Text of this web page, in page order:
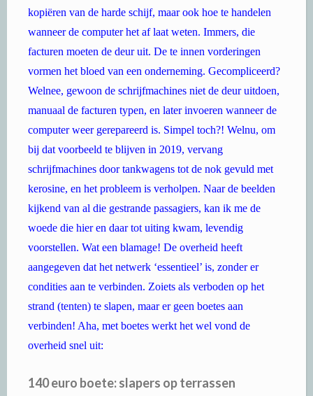
kopiëren van de harde schijf, maar ook hoe te handelen
wanneer de computer het af laat weten. Immers, die
facturen moeten de deur uit. De te innen vorderingen
vormen het bloed van een onderneming. Gecompliceerd?
Welnee, gewoon de schrijfmachines niet de deur uitdoen,
manuaal de facturen typen, en later invoeren wanneer de
computer weer gerepareerd is. Simpel toch?! Welnu, om
bij dat voorbeeld te blijven in 2019, vervang
schrijfmachines door tankwagens tot de nok gevuld met
kerosine, en het probleem is verholpen. Naar de beelden
kijkend van al die gestrande passagiers, kan ik me de
woede die hier en daar tot uiting kwam, levendig
voorstellen. Wat een blamage! De overheid heeft
aangegeven dat het netwerk ‘essentieel’ is, zonder er
condities aan te verbinden. Zoiets als verboden op het
strand (tenten) te slapen, maar er geen boetes aan
verbinden! Aha, met boetes werkt het wel vond de
overheid snel uit:
140 euro boete: slapers op terrassen